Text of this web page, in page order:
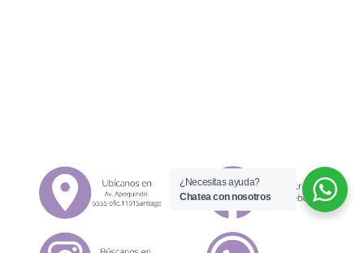
¿Necesitas ayuda?
Chatea con nosotros